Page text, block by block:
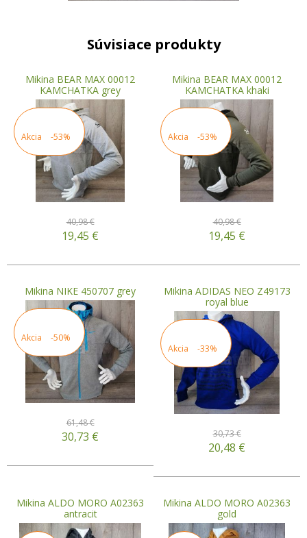
Súvisiace produkty
Mikina BEAR MAX 00012
KAMCHATKA grey
Akcia -53%
40,98 €
19,45 €
Mikina BEAR MAX 00012
KAMCHATKA khaki
Akcia -53%
40,98 €
19,45 €
Mikina NIKE 450707 grey
Akcia -50%
61,48 €
30,73 €
Mikina ADIDAS NEO Z49173
royal blue
Akcia -33%
30,73 €
20,48 €
Mikina ALDO MORO A02363
antracit
Mikina ALDO MORO A02363
gold